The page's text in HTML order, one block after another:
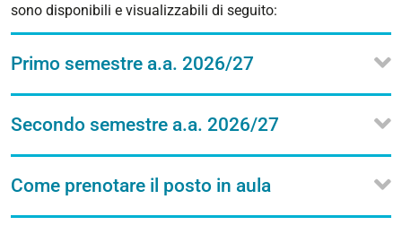
sono disponibili e visualizzabili di seguito:
Primo semestre a.a. 2026/27
Secondo semestre a.a. 2026/27
Come prenotare il posto in aula